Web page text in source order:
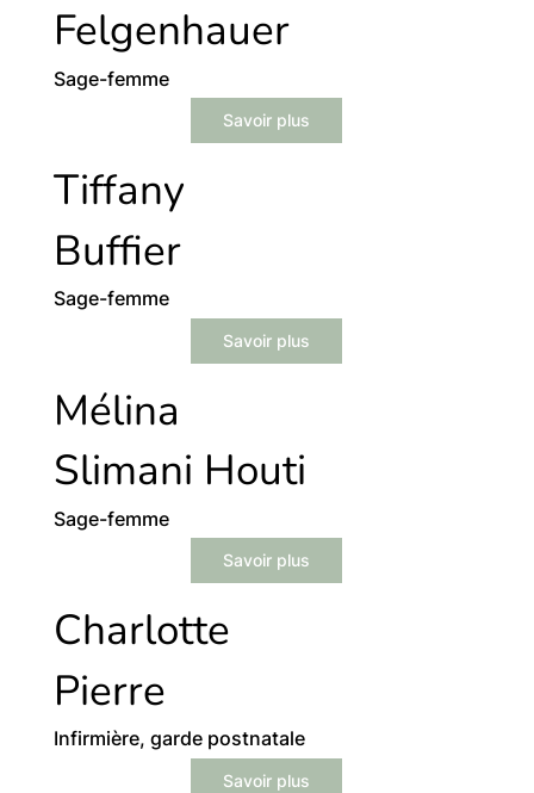
Felgenhauer
Sage-femme
Savoir plus
Tiffany
Buffier
Sage-femme
Savoir plus
Mélina
Slimani Houti
Sage-femme
Savoir plus
Charlotte
Pierre
Infirmière, garde postnatale
Savoir plus